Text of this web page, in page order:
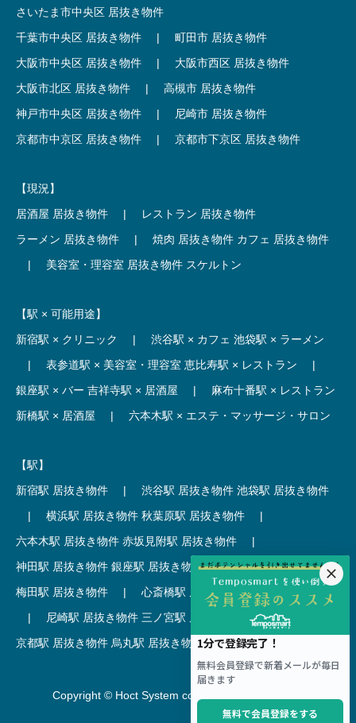
さいたま市中央区 居抜き物件
千葉市中央区 居抜き物件
|
町田市 居抜き物件
大阪市中央区 居抜き物件
|
大阪市西区 居抜き物件
大阪市北区 居抜き物件
|
高槻市 居抜き物件
神戸市中央区 居抜き物件
|
尼崎市 居抜き物件
京都市中京区 居抜き物件
| 京都市下京区 居抜き物件
【現況】
居酒屋 居抜き物件
|
レストラン 居抜き物件
ラーメン 居抜き物件
| 焼肉 居抜き物件 カフェ 居抜き物件
|
美容室・理容室 居抜き物件 スケルトン
【駅 × 可能用途】
新宿駅 × クリニック
| 渋谷駅 × カフェ 池袋駅 × ラーメン
|
表参道駅 × 美容室・理容室 恵比寿駅 × レストラン
|
銀座駅 × バー 吉祥寺駅 × 居酒屋 |
麻布十番駅 × レストラン
新橋駅 × 居酒屋
| 六本木駅 × エステ・マッサージ・サロン
【駅】
新宿駅 居抜き物件
| 渋谷駅 居抜き物件 池袋駅 居抜き物件
|
横浜駅 居抜き物件 秋葉原駅 居抜き物件
|
六本木駅 居抜き物件 赤坂見附駅 居抜き物件
|
神田駅 居抜き物件 銀座駅 居抜き物件 |
吉祥寺駅 居抜き物件
梅田駅 居抜き物件
| 心斎橋駅 居抜き物件 本町駅 居抜き物件
|
尼崎駅 居抜き物件 三ノ宮駅 居抜き物件
|
京都駅 居抜き物件 烏丸駅 居抜き物件 | 四条駅 居抜き物件
Copyright © Hoct System corp. All rights reserved.